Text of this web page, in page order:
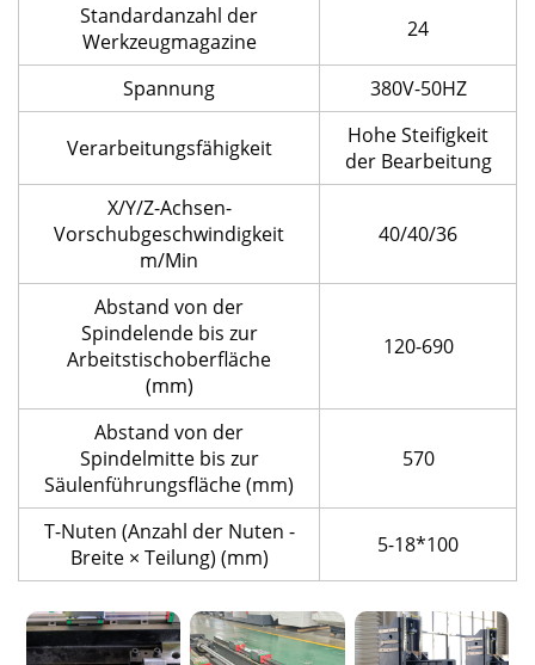
Standardanzahl der
Werkzeugmagazine
24
Spannung 380V-50HZ
Verarbeitungsfähigkeit
Hohe Steifigkeit
der Bearbeitung
X/Y/Z-Achsen-
Vorschubgeschwindigkeit
m/Min
40/40/36
Abstand von der
Spindelende bis zur
Arbeitstischoberfläche
(mm)
120-690
Abstand von der
Spindelmitte bis zur
Säulenführungsfläche (mm)
570
T-Nuten (Anzahl der Nuten -
Breite × Teilung) (mm)
5-18*100